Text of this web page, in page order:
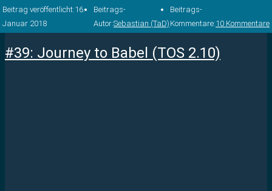
Beitrag veröffentlicht:16.
Januar 2018
Beitrags-
Autor:Sebastian (TaD)
Beitrags-
Kommentare:10 Kommentare
#39: Journey to Babel (TOS 2.10)